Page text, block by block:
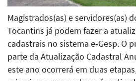
Magistrados(as) e servidores(as)
Tocantins já podem fazer a
cadastrais no sistema e-Gesp. O
parte da Atualização Cadastral
este ano ocorrerá em duas